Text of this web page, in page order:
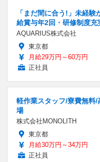
「まだ間に合う!」未経
給賞与年2回・研修制度充
AQUARIUS株式会社
東京都
月給29万円～60万円
正社員
軽作業スタッフ/寮費無料
場
株式会社MONOLITH
東京都
月給30万円～34万円
正社員